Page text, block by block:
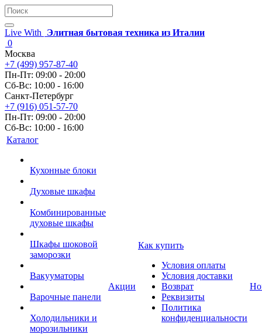
Live With
Элитная бытовая техника из Италии
0
Москва
+7 (499) 957-87-40
Пн-Пт: 09:00 - 20:00
Сб-Вс: 10:00 - 16:00
Санкт-Петербург
+7 (916) 051-57-70
Пн-Пт: 09:00 - 20:00
Сб-Вс: 10:00 - 16:00
Каталог
Кухонные блоки
Духовые шкафы
Комбинированные
духовые шкафы
Шкафы шоковой
заморозки
Вакууматоры
Варочные панели
Холодильники и
морозильники
Акции
Как купить
Условия оплаты
Условия доставки
Возврат
Реквизиты
Политика
конфиденциальности